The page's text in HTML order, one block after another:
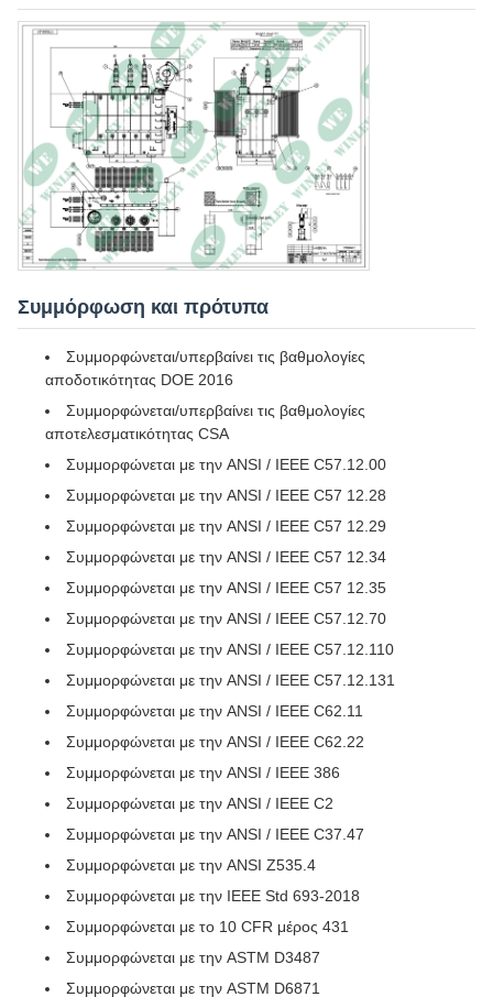
Συμμόρφωση και πρότυπα
Συμμορφώνεται/υπερβαίνει τις βαθμολογίες
αποδοτικότητας DOE 2016
Συμμορφώνεται/υπερβαίνει τις βαθμολογίες
αποτελεσματικότητας CSA
Συμμορφώνεται με την ANSI / IEEE C57.12.00
Συμμορφώνεται με την ANSI / IEEE C57 12.28
Συμμορφώνεται με την ANSI / IEEE C57 12.29
Συμμορφώνεται με την ANSI / IEEE C57 12.34
Συμμορφώνεται με την ANSI / IEEE C57 12.35
Συμμορφώνεται με την ANSI / IEEE C57.12.70
Συμμορφώνεται με την ANSI / IEEE C57.12.110
Συμμορφώνεται με την ANSI / IEEE C57.12.131
Συμμορφώνεται με την ANSI / IEEE C62.11
Συμμορφώνεται με την ANSI / IEEE C62.22
Συμμορφώνεται με την ANSI / IEEE 386
Συμμορφώνεται με την ANSI / IEEE C2
Συμμορφώνεται με την ANSI / IEEE C37.47
Συμμορφώνεται με την ANSI Z535.4
Συμμορφώνεται με την IEEE Std 693-2018
Συμμορφώνεται με το 10 CFR μέρος 431
Συμμορφώνεται με την ASTM D3487
Συμμορφώνεται με την ASTM D6871